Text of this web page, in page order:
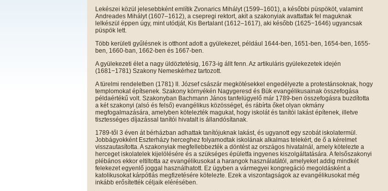
Lekészei közül jelesebbként említik Zvonarics Mihályt (1599–1601), a későbbi püspököt, valamint
Andreades Mihályt (1607–1612), a csepregi rektort, akit a szakonyiak avattattak fel maguknak
lelkészül éppen úgy, mint utódját, Kis Bertalant (1612–1617), aki később (1625−1646) ugyancsak
püspök lett.
Több kerületi gyűlésnek is otthont adott a gyülekezet, például 1644-ben, 1651-ben, 1654-ben, 1655-
ben, 1660-ban, 1662-ben és 1667-ben.
A gyülekezeti élet a nagy üldöztetésig, 1673-ig állt fenn. Az artikuláris gyülekezetek idején
(1681−1781) Szakony Nemeskérhez tartozott.
A türelmi rendeletben (1781) II. József császár megkötésekkel engedélyezte a protestánsoknak, hogy
templomokat építsenek. Szakony környékén Nagygeresd és Bük evangélikusainak összefogása
példaértékű volt. Szakonyban Bachmann János tanfelügyelő már 1789-ben összefogásra buzdította
a két szakonyi (alsó és felső) evangélikus közösséget, és rábírta őket olyan okmány
megfogalmazására, amelyben kötelezték magukat, hogy iskolát és tanítói lakást építenek, illetve
tisztességes díjazással tanítói hivatalt is állandósítanak.
1789-től 3 éven át bérházban adhattak tanítójuknak lakást, és ugyanott egy szobát iskolatermül.
Jobbágyokként Eszterházy herceghez folyamodtak iskolának alkalmas telekért, de ő a kérelmet
visszautasította. A szakonyiak megfellebbezték a döntést az országos hivatalnál, amely kötelezte a
herceget iskolatelek kijelölésére és a szükséges épületfa ingyenes kiszolgáltatására. A felsőszakonyi
plébános ekkor eltiltotta az evangélikusokat a harangok használatától, amelyeket addig mindkét
felekezet egyenlő joggal használhatott. Ez ügyben a vármegyei kongregáció megoldásként a
katolikusokat kárpótlás megfizetésére kötelezte. Ezek a viszontagságok az evangélikusokat még
inkább erősítették céljaik elérésében.